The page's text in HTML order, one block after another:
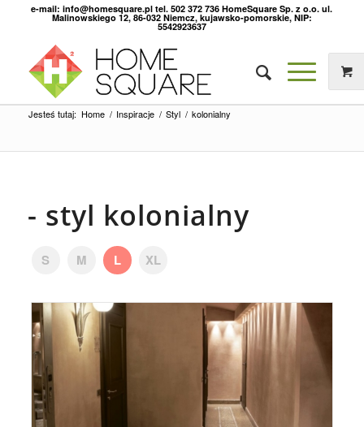
e-mail: info@homesquare.pl tel. 502 372 736 HomeSquare Sp. z o.o. ul.
Malinowskiego 12, 86-032 Niemcz, kujawsko-pomorskie, NIP:
5542923637
Jesteś tutaj: Home / Inspiracje / Styl / kolonialny
- styl kolonialny
S M L XL